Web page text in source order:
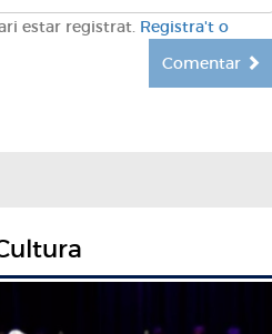
estar registrat. Registra't o
Comentar